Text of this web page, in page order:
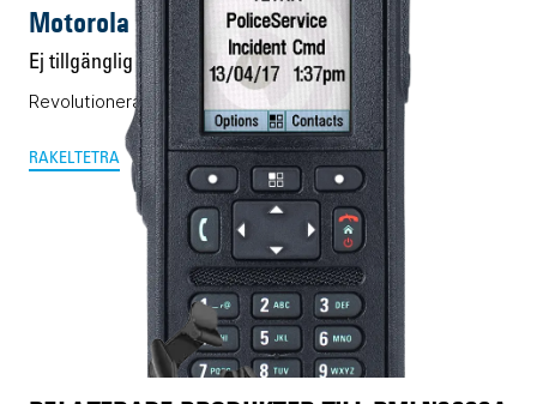
Motorola MTP6550
Ej tillgänglig
Revolutionerande Rakel-/Tetra-mobil
RAKELTETRA